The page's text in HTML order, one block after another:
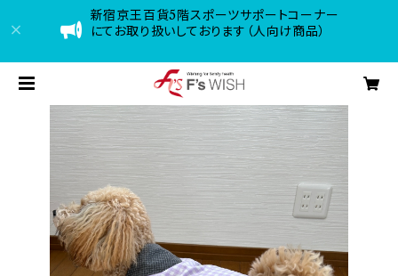
新宿京王百貨5階スポーツサポートコーナー
にてお取り扱いしております（人向け商品）